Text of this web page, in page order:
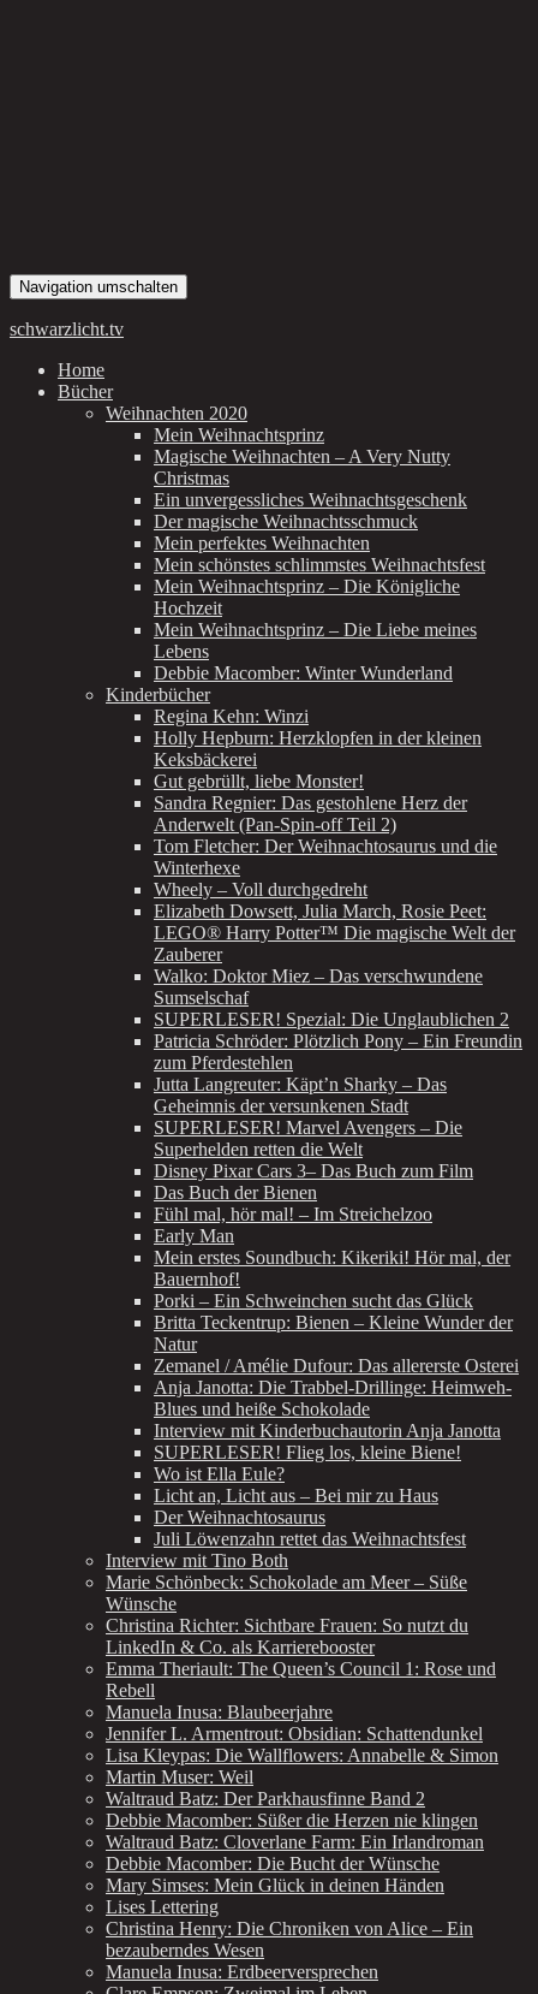
Navigation umschalten
schwarzlicht.tv
Home
Bücher
Weihnachten 2020
Mein Weihnachtsprinz
Magische Weihnachten – A Very Nutty
Christmas
Ein unvergessliches Weihnachtsgeschenk
Der magische Weihnachtsschmuck
Mein perfektes Weihnachten
Mein schönstes schlimmstes Weihnachtsfest
Mein Weihnachtsprinz – Die Königliche
Hochzeit
Mein Weihnachtsprinz – Die Liebe meines
Lebens
Debbie Macomber: Winter Wunderland
Kinderbücher
Regina Kehn: Winzi
Holly Hepburn: Herzklopfen in der kleinen
Keksbäckerei
Gut gebrüllt, liebe Monster!
Sandra Regnier: Das gestohlene Herz der
Anderwelt (Pan-Spin-off Teil 2)
Tom Fletcher: Der Weihnachtosaurus und die
Winterhexe
Wheely – Voll durchgedreht
Elizabeth Dowsett, Julia March, Rosie Peet:
LEGO® Harry Potter™ Die magische Welt der
Zauberer
Walko: Doktor Miez – Das verschwundene
Sumselschaf
SUPERLESER! Spezial: Die Unglaublichen 2
Patricia Schröder: Plötzlich Pony – Ein Freundin
zum Pferdestehlen
Jutta Langreuter: Käpt’n Sharky – Das
Geheimnis der versunkenen Stadt
SUPERLESER! Marvel Avengers – Die
Superhelden retten die Welt
Disney Pixar Cars 3– Das Buch zum Film
Das Buch der Bienen
Fühl mal, hör mal! – Im Streichelzoo
Early Man
Mein erstes Soundbuch: Kikeriki! Hör mal, der
Bauernhof!
Porki – Ein Schweinchen sucht das Glück
Britta Teckentrup: Bienen – Kleine Wunder der
Natur
Zemanel / Amélie Dufour: Das allererste Osterei
Anja Janotta: Die Trabbel-Drillinge: Heimweh-
Blues und heiße Schokolade
Interview mit Kinderbuchautorin Anja Janotta
SUPERLESER! Flieg los, kleine Biene!
Wo ist Ella Eule?
Licht an, Licht aus – Bei mir zu Haus
Der Weihnachtosaurus
Juli Löwenzahn rettet das Weihnachtsfest
Interview mit Tino Both
Marie Schönbeck: Schokolade am Meer – Süße
Wünsche
Christina Richter: Sichtbare Frauen: So nutzt du
LinkedIn & Co. als Karrierebooster
Emma Theriault: The Queen’s Council 1: Rose und
Rebell
Manuela Inusa: Blaubeerjahre
Jennifer L. Armentrout: Obsidian: Schattendunkel
Lisa Kleypas: Die Wallflowers: Annabelle & Simon
Martin Muser: Weil
Waltraud Batz: Der Parkhausfinne Band 2
Debbie Macomber: Süßer die Herzen nie klingen
Waltraud Batz: Cloverlane Farm: Ein Irlandroman
Debbie Macomber: Die Bucht der Wünsche
Mary Simses: Mein Glück in deinen Händen
Lises Lettering
Christina Henry: Die Chroniken von Alice – Ein
bezauberndes Wesen
Manuela Inusa: Erdbeerversprechen